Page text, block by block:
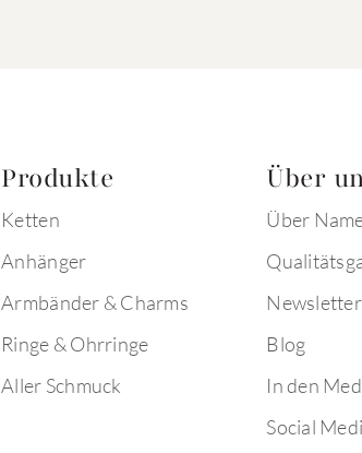
Produkte
Ketten
Anhänger
Armbänder & Charms
Ringe & Ohrringe
Aller Schmuck
Über
Über
Newsletter
Blog
In den
Social